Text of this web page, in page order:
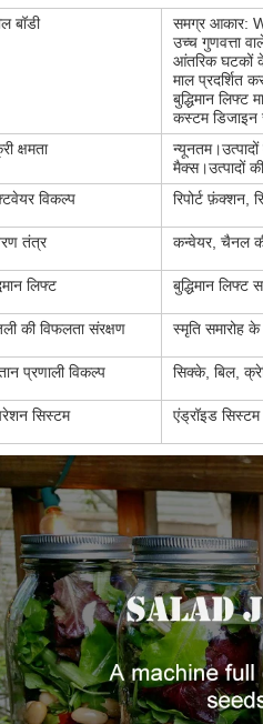
बॉडी
समग्र आकार:
उच्च गुणवत्ता
आंतरिक घटकों
माल प्रदर्शित
बुद्धिमान लिफ्ट
कस्टम डिजाइन
क्षमता
मैक्स।उत्पादों
विकल्प
रिपोर्ट फ़ंक्शन,
तंत्र कन्वेयर, चैनल
लिफ्ट बुद्धिमान
की विफलता संरक्षण स्मृति समारोह
प्रणाली विकल्प सिक्के, बिल,
सिस्टम एंड्रॉइड सिस्टम